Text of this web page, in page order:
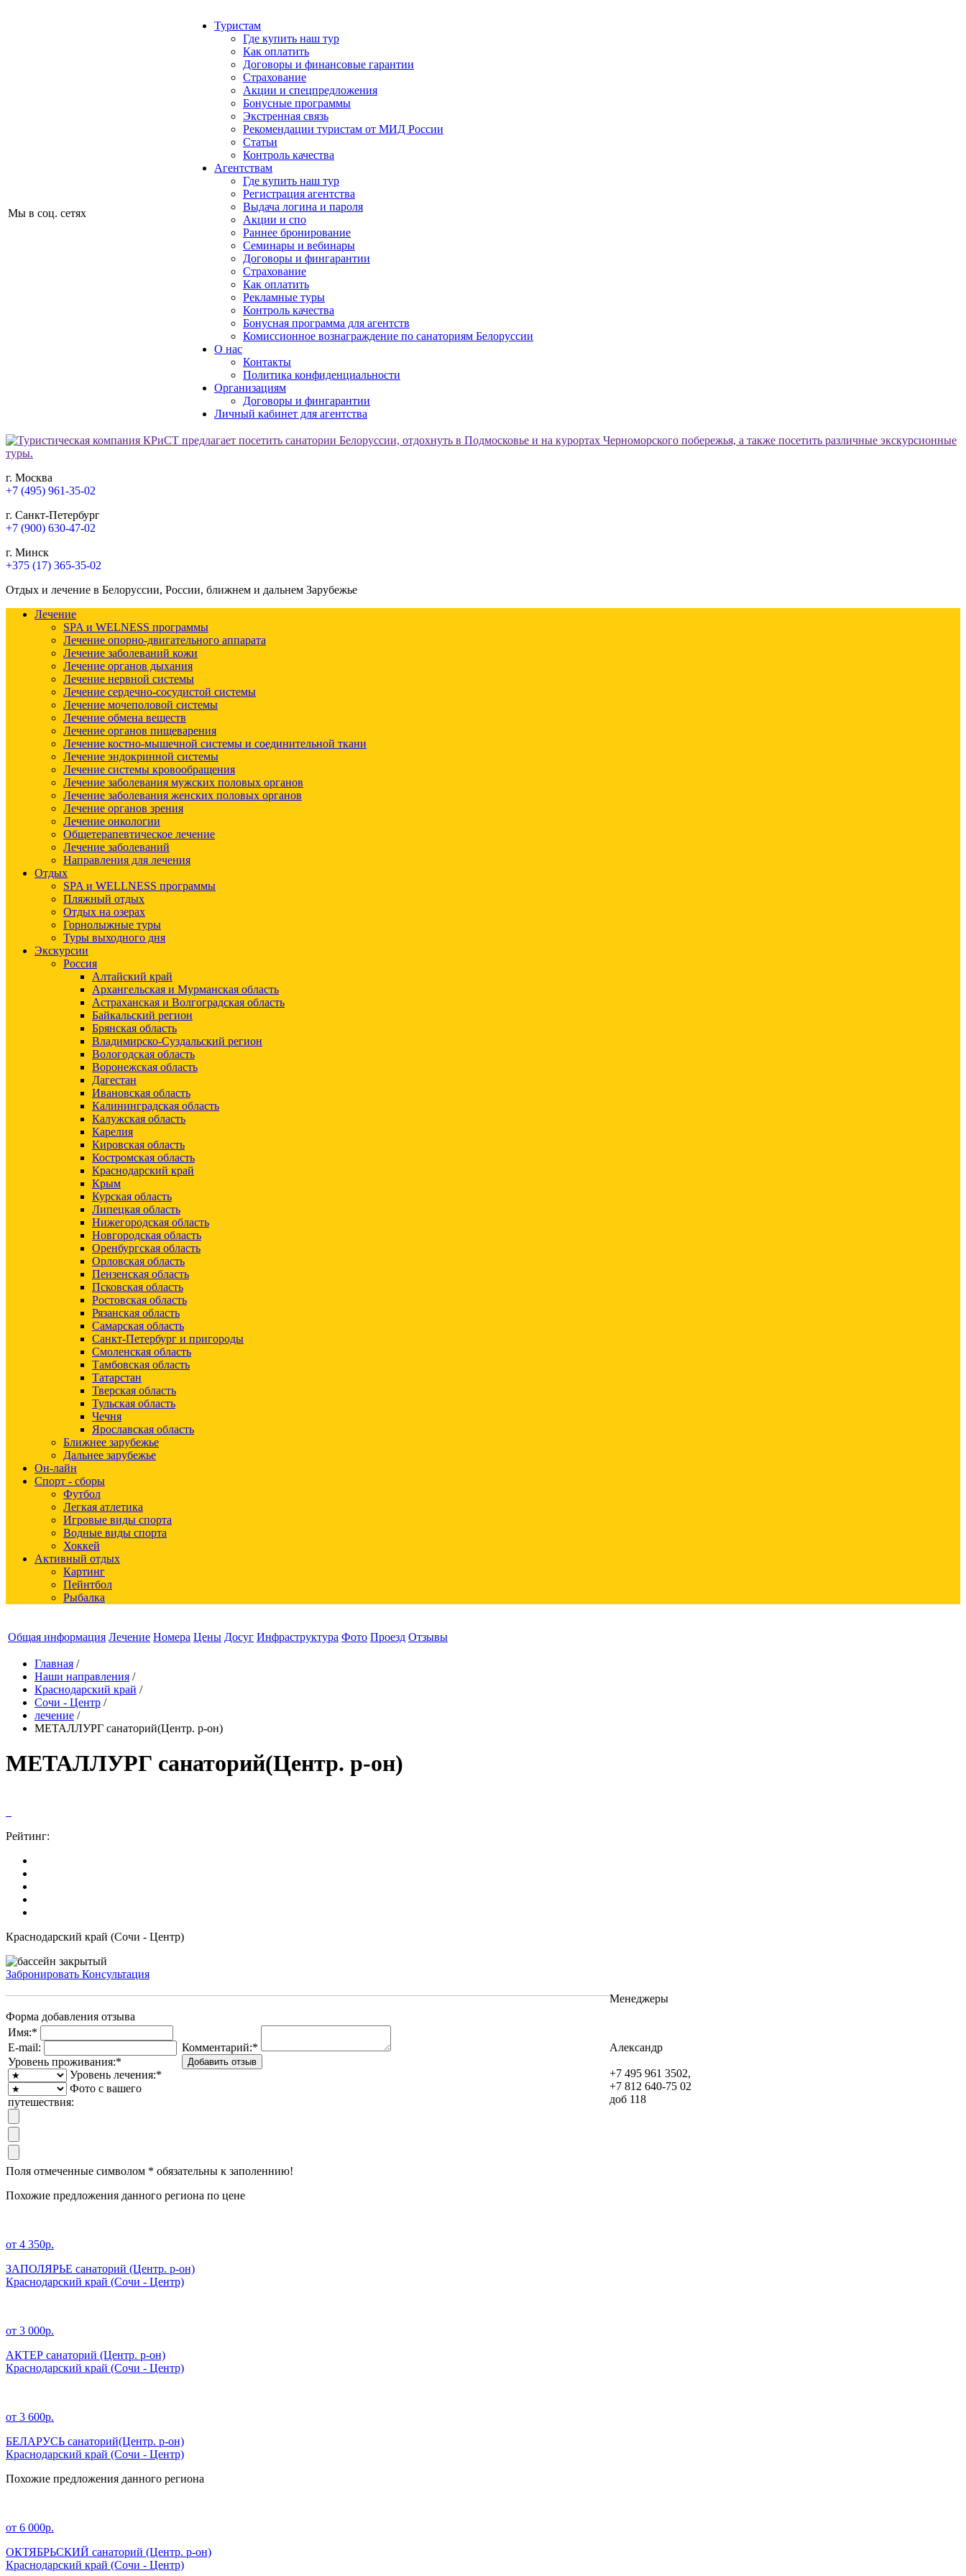
Мы в соц. сетях
Туристам
Где купить наш тур
Как оплатить
Договоры и финансовые гарантии
Страхование
Акции и спецпредложения
Бонусные программы
Экстренная связь
Рекомендации туристам от МИД России
Статьи
Контроль качества
Агентствам
Где купить наш тур
Регистрация агентства
Выдача логина и пароля
Акции и спо
Раннее бронирование
Семинары и вебинары
Договоры и фингарантии
Страхование
Как оплатить
Рекламные туры
Контроль качества
Бонусная программа для агентств
Комиссионное вознаграждение по санаториям Белоруссии
О нас
Контакты
Политика конфиденциальности
Организациям
Договоры и фингарантии
Личный кабинет для агентства
г. Москва
+7 (495) 961-35-02
г. Санкт-Петербург
+7 (900) 630-47-02
г. Минск
+375 (17) 365-35-02
Отдых и лечение в Белоруссии, России, ближнем и дальнем Зарубежье
Лечение
SPA и WELNESS программы
Лечение опорно-двигательного аппарата
Лечение заболеваний кожи
Лечение органов дыхания
Лечение нервной системы
Лечение сердечно-сосудистой системы
Лечение мочеполовой системы
Лечение обмена веществ
Лечение органов пищеварения
Лечение костно-мышечной системы и соединительной ткани
Лечение эндокринной системы
Лечение системы кровообращения
Лечение заболевания мужских половых органов
Лечение заболевания женских половых органов
Лечение органов зрения
Лечение онкологии
Общетерапевтическое лечение
Лечение заболеваний
Направления для лечения
Отдых
SPA и WELLNESS программы
Пляжный отдых
Отдых на озерах
Горнолыжные туры
Туры выходного дня
Экскурсии
Россия
Алтайский край
Архангельская и Мурманская область
Астраханская и Волгоградская область
Байкальский регион
Брянская область
Владимирско-Суздальский регион
Вологодская область
Воронежская область
Дагестан
Ивановская область
Калининградская область
Калужская область
Карелия
Кировская область
Костромская область
Краснодарский край
Крым
Курская область
Липецкая область
Нижегородская область
Новгородская область
Оренбургская область
Орловская область
Пензенская область
Псковская область
Ростовская область
Рязанская область
Самарская область
Санкт-Петербург и пригороды
Смоленская область
Тамбовская область
Татарстан
Тверская область
Тульская область
Чечня
Ярославская область
Ближнее зарубежье
Дальнее зарубежье
Он-лайн
Спорт - сборы
Футбол
Легкая атлетика
Игровые виды спорта
Водные виды спорта
Хоккей
Активный отдых
Картинг
Пейнтбол
Рыбалка
Общая информация Лечение Номера Цены Досуг Инфраструктура Фото Проезд Отзывы
Главная /
Наши направления /
Краснодарский край /
Сочи - Центр /
лечение /
МЕТАЛЛУРГ санаторий(Центр. р-он)
МЕТАЛЛУРГ санаторий(Центр. р-он)
Рейтинг:
Краснодарский край (Сочи - Центр)
Забронировать Консультация
Менеджеры
Александр
+7 495 961 3502,
+7 812 640-75 02
доб 118
Форма добавления отзыва
Имя:*
E-mail:
Уровень проживания:*
Уровень лечения:*
Фото с вашего
путешествия:
Комментарий:*
Поля отмеченные символом * обязательны к заполеннию!
Похожие предложения данного региона по цене
от 4 350р.
ЗАПОЛЯРЬЕ санаторий (Центр. р-он)
Краснодарский край (Сочи - Центр)
от 3 000р.
АКТЕР санаторий (Центр. р-он)
Краснодарский край (Сочи - Центр)
от 3 600р.
БЕЛАРУСЬ санаторий(Центр. р-он)
Краснодарский край (Сочи - Центр)
Похожие предложения данного региона
от 6 000р.
ОКТЯБРЬСКИЙ санаторий (Центр. р-он)
Краснодарский край (Сочи - Центр)